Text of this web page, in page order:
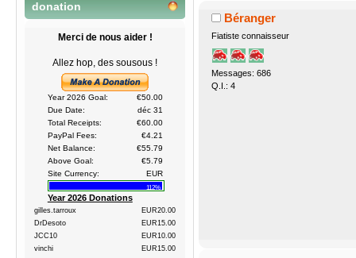
donation
Merci de nous aider !
Allez hop, des sousous !
Year 2026 Goal:
€50.00
Due Date:
déc 31
Total Receipts:
€60.00
PayPal Fees:
€4.21
Net Balance:
€55.79
Above Goal:
€5.79
Site Currency:
EUR
112%
Year 2026 Donations
gilles.tarroux
EUR20.00
DrDesoto
EUR15.00
JCC10
EUR10.00
vinchi
EUR15.00
Béranger
Fiatiste connaisseur
Messages: 686
Q.I.: 4